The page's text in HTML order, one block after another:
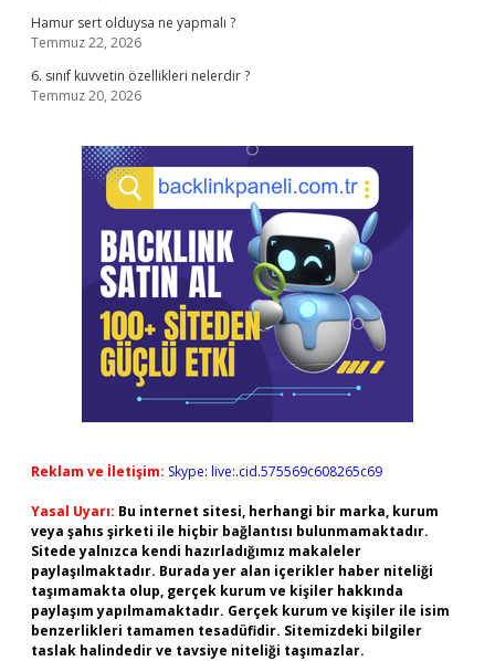
Hamur sert olduysa ne yapmalı ?
Temmuz 22, 2026
6. sınıf kuvvetin özellikleri nelerdir ?
Temmuz 20, 2026
Reklam ve İletişim: Skype: live:.cid.575569c608265c69
Yasal Uyarı: Bu internet sitesi, herhangi bir marka, kurum
veya şahıs şirketi ile hiçbir bağlantısı bulunmamaktadır.
Sitede yalnızca kendi hazırladığımız makaleler
paylaşılmaktadır. Burada yer alan içerikler haber niteliği
taşımamakta olup, gerçek kurum ve kişiler hakkında
paylaşım yapılmamaktadır. Gerçek kurum ve kişiler ile isim
benzerlikleri tamamen tesadüfidir. Sitemizdeki bilgiler
taslak halindedir ve tavsiye niteliği taşımazlar.